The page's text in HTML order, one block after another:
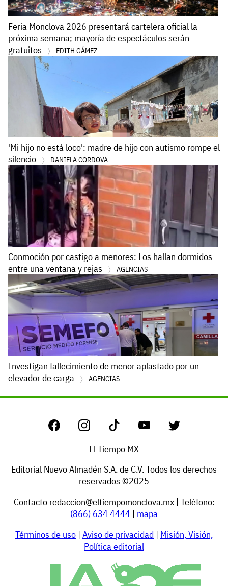
Feria Monclova 2026 presentará cartelera oficial la
próxima semana; mayoría de espectáculos serán
gratuitos
EDITH GÁMEZ
'Mi hijo no está loco': madre de hijo con autismo rompe el
silencio
DANIELA CORDOVA
Conmoción por castigo a menores: Los hallan dormidos
entre una ventana y rejas
AGENCIAS
Investigan fallecimiento de menor aplastado por un
elevador de carga
AGENCIAS
El Tiempo MX
Editorial Nuevo Almadén S.A. de C.V. Todos los derechos
reservados ©2025
Contacto redaccion@eltiempomonclova.mx| Teléfono:
(866) 634 4444 | mapa
Términos de uso | Aviso de privacidad | Misión, Visión,
Política editorial